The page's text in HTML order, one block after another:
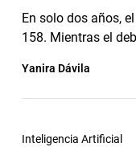
En solo dos años,
158. Mientras el
Yanira Dávila
Inteligencia Artificial